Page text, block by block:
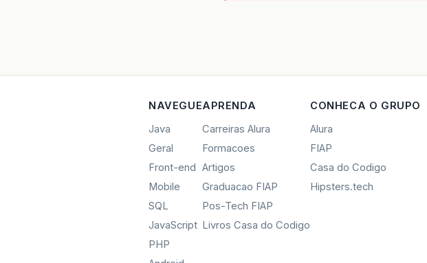
NAVEGUE
Java
Geral
Front-end
Mobile
SQL
JavaScript
PHP
APRENDA
Carreiras Alura
Formacoes
Artigos
Graduacao FIAP
Pos-Tech FIAP
Livros Casa do Codigo
CONHECA O GRUPO
Alura
FIAP
Casa do Codigo
Hipsters.tech